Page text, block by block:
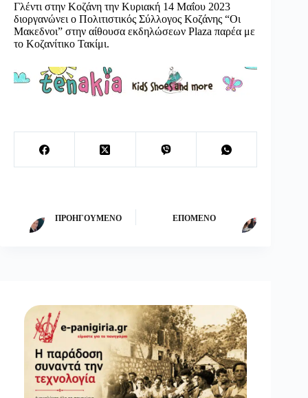
Γλέντι στην Κοζάνη την Κυριακή 14 Μαΐου 2023
διοργανώνει ο Πολιτιστικός Σύλλογος Κοζάνης “Οι
Μακεδνοι” στην αίθουσα εκδηλώσεων Plaza παρέα με
το Κοζανίτικο Τακίμι.
ΠΡΟΗΓΟΎΜΕΝΟ ΕΠΌΜΕΝΟ